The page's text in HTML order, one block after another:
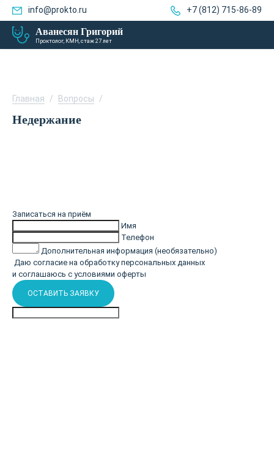
info@prokto.ru +7 (812) 715-86-89
Аванесян Григорий
Проктолог, КМН, стаж 27 лет
Главная / Вопросы /
Недержание
Записаться на приём
Имя
Телефон
Дополнительная информация (необязательно)
Даю согласие на обработку персональных данных
и соглашаюсь с условиями оферты
ОСТАВИТЬ ЗАЯВКУ